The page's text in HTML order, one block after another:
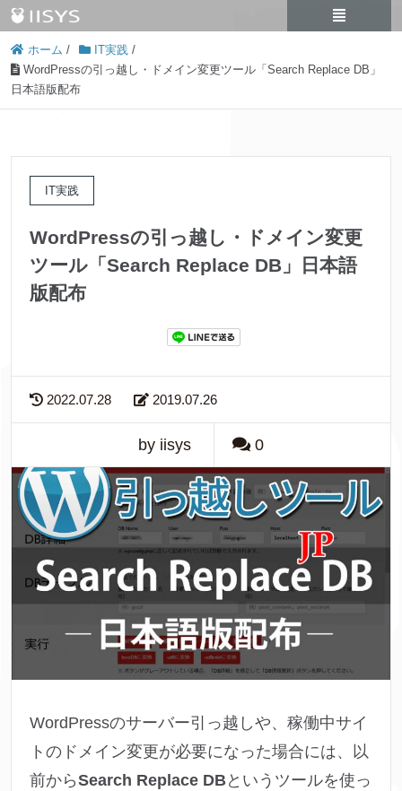
ホーム / IT実践 /
WordPressの引っ越し・ドメイン変更ツール「Search Replace DB」
日本語版配布
IT実践
WordPressの引っ越し・ドメイン変更
ツール「Search Replace DB」日本語
版配布
2022.07.28 2019.07.26
by iisys 0
WordPressのサーバー引っ越しや、稼働中サイ
トのドメイン変更が必要になった場合には、以
前からSearch Replace DBというツールを使っ